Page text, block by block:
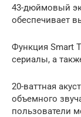
43-дюймовый
обеспечивает
Функция Smart
сериалы, а
20-ваттная
объемного
пользователи